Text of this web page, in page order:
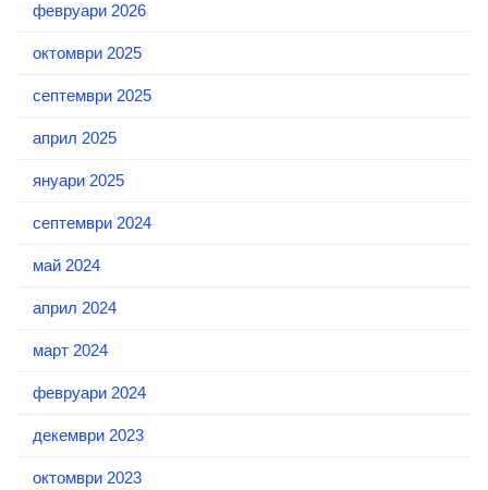
февруари 2026
октомври 2025
септември 2025
април 2025
януари 2025
септември 2024
май 2024
април 2024
март 2024
февруари 2024
декември 2023
октомври 2023